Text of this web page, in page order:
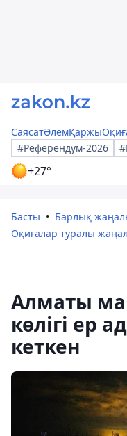
СаясатӘлемҚаржы
#Референдум-2026
+27°
Басты
Барлық
Оқиғалар туралы
Алматы
көлігі ер
кеткен